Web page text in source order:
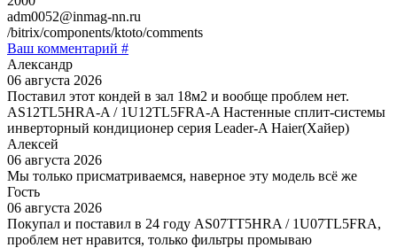
adm0052@inmag-nn.ru
/bitrix/components/ktoto/comments
Ваш комментарий #
Александр
06 августа 2026
Поставил этот кондей в зал 18м2 и вообще проблем нет.
AS12TL5HRA-A / 1U12TL5FRA-A Настенные сплит-системы
инверторный кондиционер серия Leader-A Haier(Хайер)
Алексей
06 августа 2026
Мы только присматриваемся, наверное эту модель всё же
Гость
06 августа 2026
Покупал и поставил в 24 году AS07TT5HRA / 1U07TL5FRA,
проблем нет нравится, только фильтры промываю